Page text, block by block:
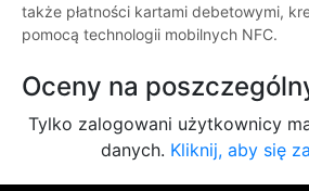
także płatności kartami debetowymi,
pomocą technologii mobilnych NFC.
Oceny na
Tylko zalogowani użytkownicy
danych. Kliknij, aby się